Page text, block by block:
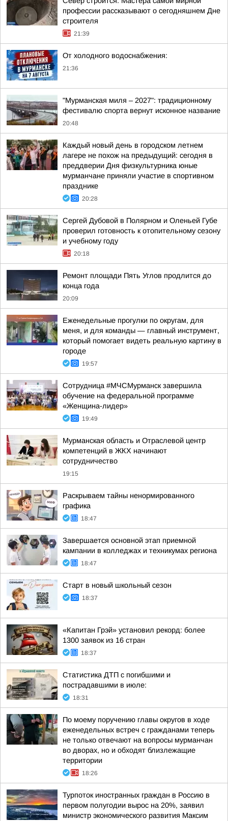
профессии рассказывают о сегодняшнем Дне
строителя
21:39
От холодного водоснабжения:
21:36
"Мурманская миля – 2027": традиционному
фестивалю спорта вернут исконное название
20:48
Каждый новый день в городском летнем
лагере не похож на предыдущий: сегодня в
преддверии Дня физкультурника юные
мурманчане приняли участие в спортивном
празднике
20:28
Сергей Дубовой в Полярном и Оленьей Губе
проверил готовность к отопительному сезону
и учебному году
20:18
Ремонт площади Пять Углов продлится до
конца года
20:09
Еженедельные прогулки по округам, для
меня, и для команды — главный инструмент,
который помогает видеть реальную картину в
городе
19:57
Сотрудница #МЧСМурманск завершила
обучение на федеральной программе
«Женщина-лидер»
19:49
Мурманская область и Отраслевой центр
компетенций в ЖКХ начинают
сотрудничество
19:15
Раскрываем тайны ненормированного
графика
18:47
Завершается основной этап приемной
кампании в колледжах и техникумах региона
18:47
Старт в новый школьный сезон
18:37
«Капитан Грэй» установил рекорд: более
1300 заявок из 16 стран
18:37
Статистика ДТП с погибшими и
пострадавшими в июле:
18:31
По моему поручению главы округов в ходе
еженедельных встреч с гражданами теперь
не только отвечают на вопросы мурманчан
во дворах, но и обходят близлежащие
территории
18:26
Турпоток иностранных граждан в Россию в
первом полугодии вырос на 20%, заявил
министр экономического развития Максим